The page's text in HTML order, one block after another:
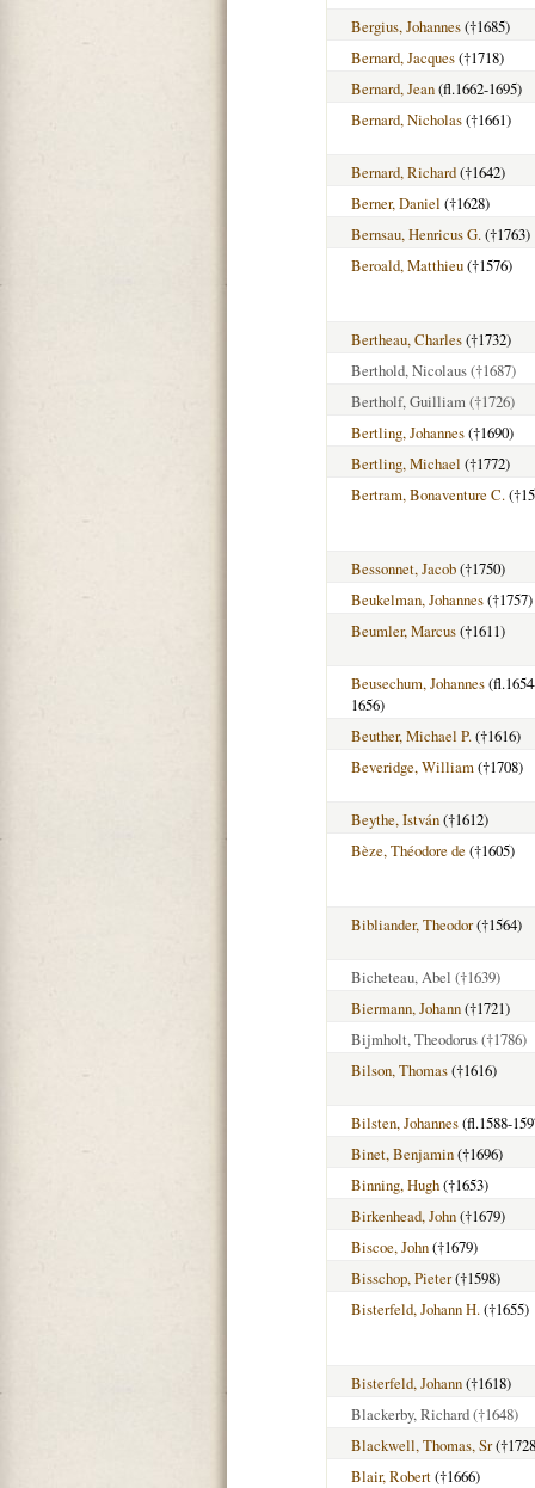
Bergius, Johannes(†1685)
Bernard, Jacques(†1718)
Bernard, Jean(fl.1662-1695)
Bernard, Nicholas(†1661)
Bernard, Richard(†1642)
Berner, Daniel (†1628)
Bernsau, Henricus G.(†1763)
Beroald, Matthieu(†1576)
Bertheau, Charles(†1732)
Berthold, Nicolaus(†1687)
Bertholf, Guilliam(†1726)
Bertling, Johannes(†1690)
Bertling, Michael (†1772)
Bertram, Bonaventure C.
Bessonnet, Jacob(†1750)
Beukelman, Johannes(†1757)
Beumler, Marcus(†1611)
Beusechum, Johannes
1656)
Beuther, Michael P.(†1616)
Beveridge, William(†1708)
Beythe, István(†1612)
Bèze, Théodore de (†1605)
Bibliander, Theodor(†1564)
Bicheteau, Abel (†1639)
Biermann, Johann(†1721)
Bijmholt, Theodorus(†1786)
Bilson, Thomas(†1616)
Bilsten, Johannes(fl.1588-
Binet, Benjamin(†1696)
Binning, Hugh(†1653)
Birkenhead, John(†1679)
Biscoe, John(†1679)
Bisschop, Pieter(†1598)
Bisterfeld, Johann H.(†1655)
Bisterfeld, Johann(†1618)
Blackerby, Richard(†1648)
Blackwell, Thomas, Sr
Blair, Robert(†1666)